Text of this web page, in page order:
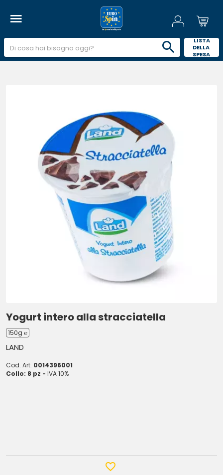
LISTA
DELLA
SPESA
Yogurt intero alla stracciatella
150g ℮
LAND
Cod. Art. 0014396001
Collo: 8 pz - IVA 10%